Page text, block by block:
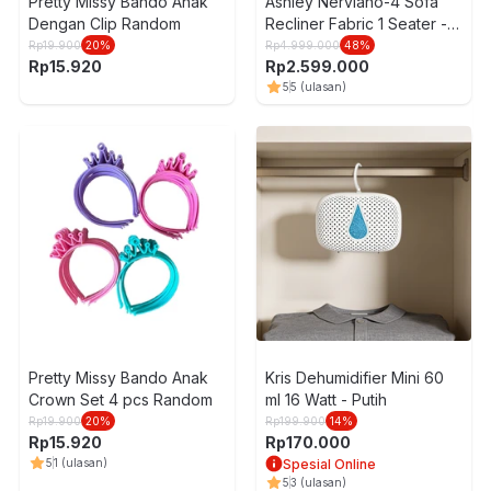
Dengan Clip Random
Rp19.900 20%
Rp15.920
Recliner Fabric 1 Seater -
Abu-Abu
Rp4.999.000 48%
Rp2.599.000
55 (ulasan)
Pretty Missy Bando Anak
Crown Set 4 pcs Random
Rp19.900 20%
Rp15.920
51 (ulasan)
Kris Dehumidifier Mini 60
ml 16 Watt - Putih
Rp199.900 14%
Rp170.000
Spesial Online
53 (ulasan)